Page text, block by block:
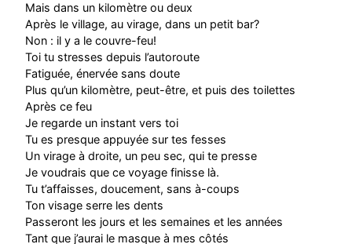
Mais dans un kilomètre ou deux
Après le village, au virage, dans un petit bar?
Non : il y a le couvre-feu!
Toi tu stresses depuis l’autoroute
Fatiguée, énervée sans doute
Plus qu’un kilomètre, peut-être, et puis des toilettes
Après ce feu
Je regarde un instant vers toi
Tu es presque appuyée sur tes fesses
Un virage à droite, un peu sec, qui te presse
Je voudrais que ce voyage finisse là.
Tu t’affaisses, doucement, sans à-coups
Ton visage serre les dents
Passeront les jours et les semaines et les années
Tant que j’aurai le masque à mes côtés